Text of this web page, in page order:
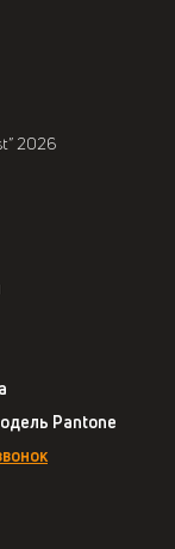
2026
Pantone